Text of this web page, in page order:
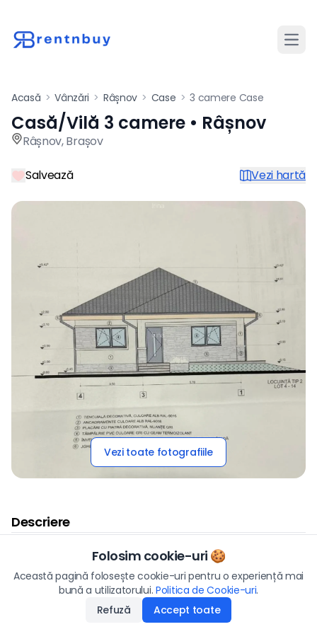
Acasă > Vânzări > Râșnov > Case > 3 camere Case
Casă / vilă de vânzare cu 3
Casă/Vilă 3 camere • Râșnov
Râșnov,Brașov
Salvează Vezi hartă
Vezi toate fotografiile
Descriere
Se vinde Casa Parter Bra?ov Zona Rezidentiala
Preț
198.000€
17.02.2026
Aplică
Folosim cookie-uri 🍪
Această pagină folosește cookie-uri pentru o experiență mai
bună a utilizatorului. Politica de Cookie-uri.
Refuză
Accept toate